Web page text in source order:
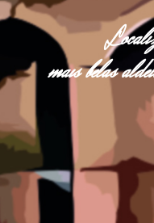
mais belas